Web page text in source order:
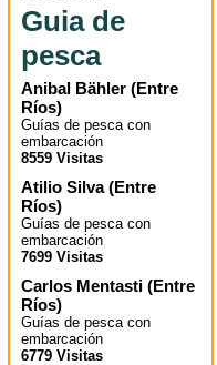
Guia de
pesca
Anibal Bähler (Entre
Ríos)
Guías de pesca con
embarcación
8559 Visitas
Atilio Silva(Entre
Ríos)
Guías de pesca con
embarcación
7699 Visitas
Carlos Mentasti (Entre
Ríos)
Guías de pesca con
embarcación
6779 Visitas